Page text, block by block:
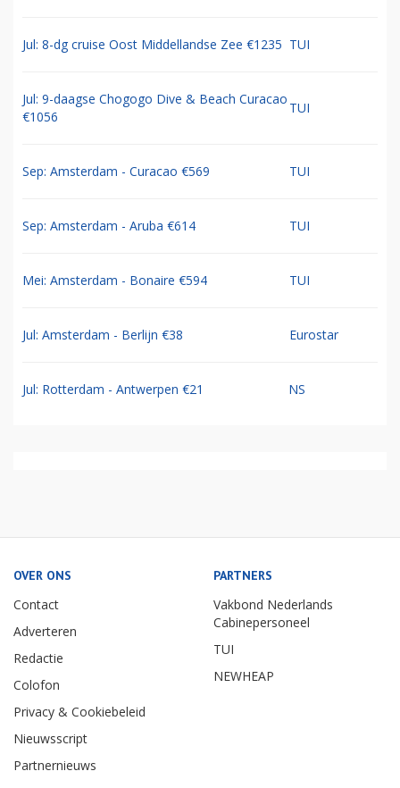
Jul: 8-dg cruise Oost Middellandse Zee €1235 TUI
Jul: 9-daagse Chogogo Dive & Beach Curacao
€1056
TUI
Sep: Amsterdam - Curacao €569 TUI
Sep: Amsterdam - Aruba €614 TUI
Mei: Amsterdam - Bonaire €594 TUI
Jul: Amsterdam - Berlijn €38 Eurostar
Jul: Rotterdam - Antwerpen €21 NS
OVER ONS
Contact
Adverteren
Redactie
Colofon
Privacy & Cookiebeleid
Nieuwsscript
Partnernieuws
PARTNERS
Vakbond Nederlands
Cabinepersoneel
TUI
NEWHEAP